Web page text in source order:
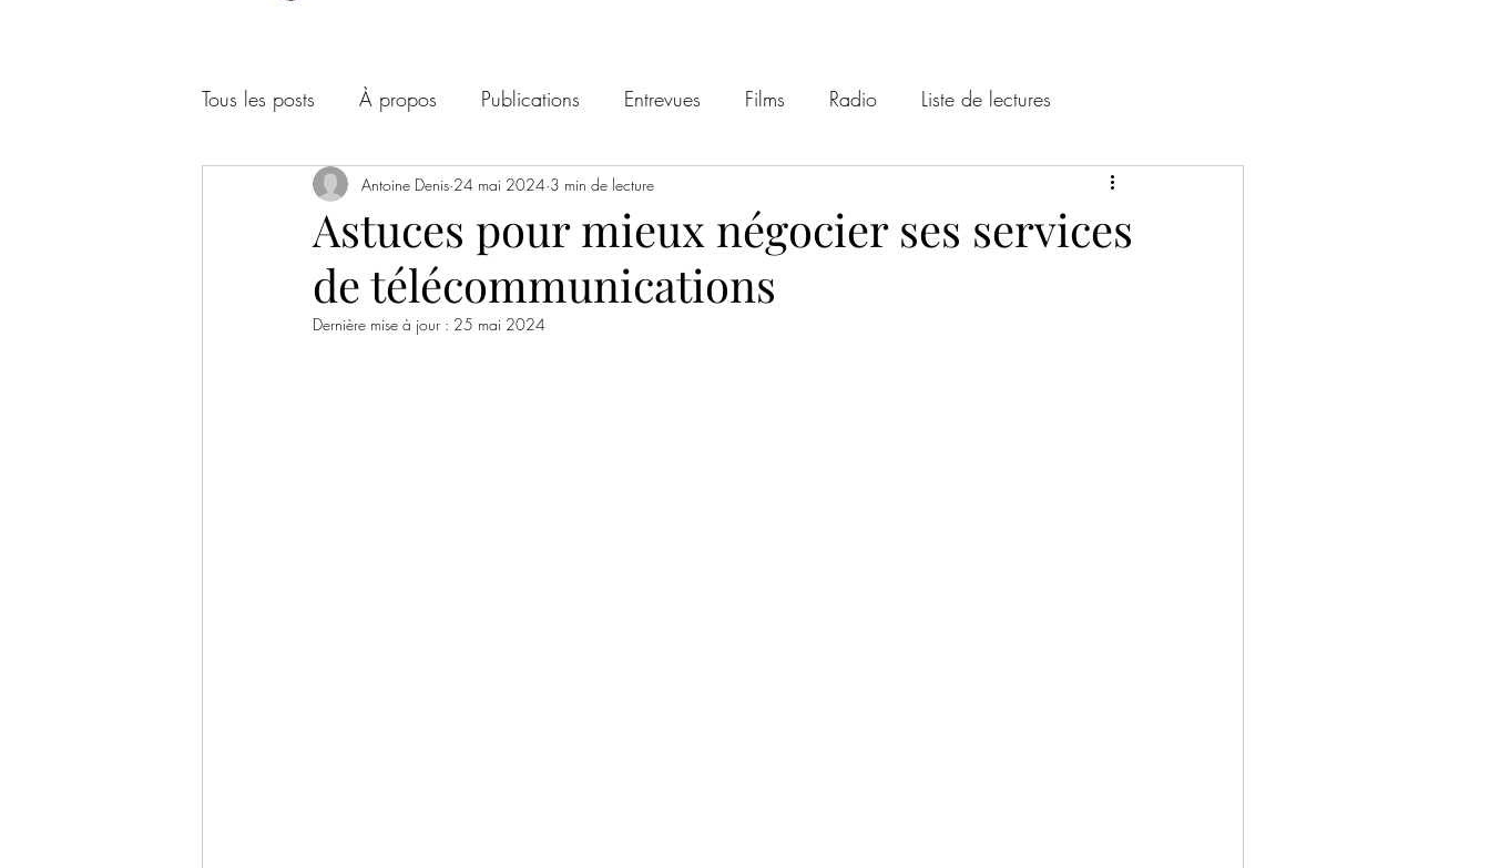
Tous les posts À propos Publications Entrevues Films Radio Liste de lectures
Astuces pour mieux négocier ses services
de télécommunications
Antoine Denis 24 mai 2024 3 min de lecture
Dernière mise à jour : 25 mai 2024